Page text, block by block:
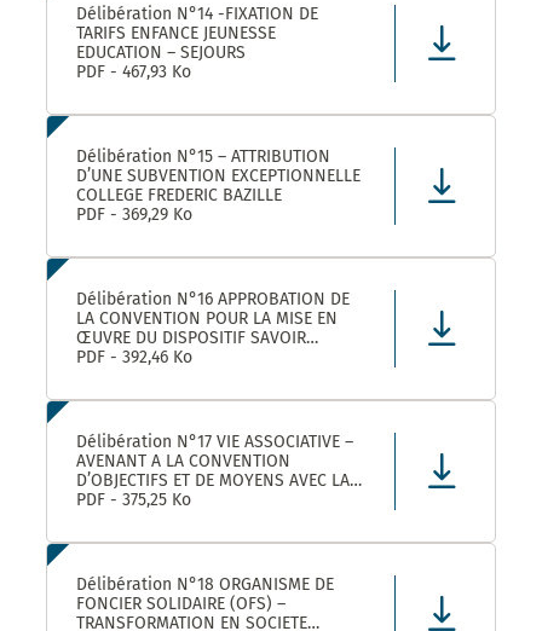
Délibération N°14 -FIXATION DE
TARIFS ENFANCE JEUNESSE
EDUCATION – SEJOURS
PDF - 467,93 Ko
Délibération N°15 – ATTRIBUTION
D’UNE SUBVENTION EXCEPTIONNELLE
COLLEGE FREDERIC BAZILLE
PDF - 369,29 Ko
Délibération N°16 APPROBATION DE
LA CONVENTION POUR LA MISE EN
ŒUVRE DU DISPOSITIF SAVOIR
ROULER A VELO AVEC MONTPELLIER
PDF - 392,46 Ko
Délibération N°17 VIE ASSOCIATIVE –
AVENANT A LA CONVENTION
D’OBJECTIFS ET DE MOYENS AVEC LA
FEDERATION REGIONALE DES
CULTURE OCCITANIE POUR L’ANNEE
CONVENTION DE PARTENARIAT SIGNEE
POUR LA
PDF - 375,25 Ko
Délibération N°18 ORGANISME DE
FONCIER SOLIDAIRE (OFS) –
TRANSFORMATION EN SOCIETE